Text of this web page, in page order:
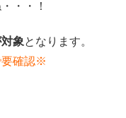
・・！
象となります。
要確認※